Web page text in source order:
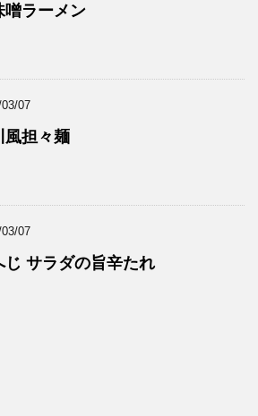
噌ラーメン
07
風担々麺
07
じ サラダの旨辛たれ